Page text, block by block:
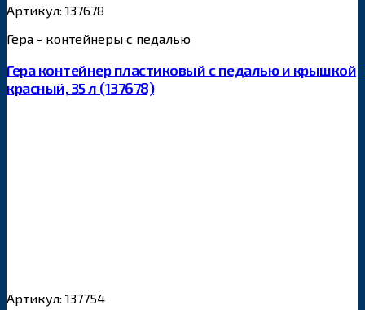
Артикул: 137678
Гера - контейнеры с педалью
Гера контейнер пластиковый с педалью и крышкой
красный, 35 л (137678)
Артикул: 137754